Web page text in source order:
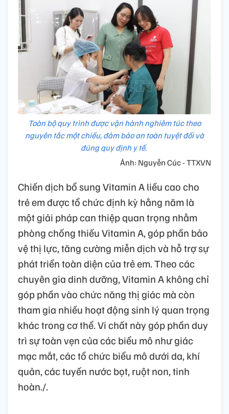
Toàn bộ quy trình được vận hành nghiêm túc theo
nguyên tắc một chiều, đảm bảo an toàn tuyệt đối và
đúng quy định y tế.
Ảnh: Nguyễn Cúc - TTXVN
Chiến dịch bổ sung Vitamin A liều cao cho
trẻ em được tổ chức định kỳ hằng năm là
một giải pháp can thiệp quan trọng nhằm
phòng chống thiếu Vitamin A, góp phần bảo
vệ thị lực, tăng cường miễn dịch và hỗ trợ sự
phát triển toàn diện của trẻ em. Theo các
chuyên gia dinh dưỡng, Vitamin A không chỉ
góp phần vào chức năng thị giác mà còn
tham gia nhiều hoạt động sinh lý quan trọng
khác trong cơ thể. Vi chất này góp phần duy
trì sự toàn vẹn của các biểu mô như giác
mạc mắt, các tổ chức biểu mô dưới da, khí
quản, các tuyến nước bọt, ruột non, tinh
hoàn./.